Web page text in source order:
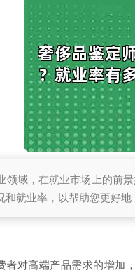
领域，在就业市场上的前
就业率，以帮助您更好地
者对高端产品需求的增加